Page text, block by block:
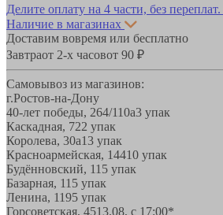
Делите оплату на 4 части, без переплат.
Наличие в магазинах
Доставим вовремя или бесплатно
Завтраот 2-х часовот 90 ₽
Самовывоз из магазинов:
г.Ростов-на-Дону
40-лет победы, 264/110а3 упак
Каскадная, 722 упак
Королева, 30а13 упак
Красноармейская, 14410 упак
Будённовский, 11 5 упак
Базарная, 11 5 упак
Ленина, 1195 упак
Горсоветская, 4513.08, с 17:00*